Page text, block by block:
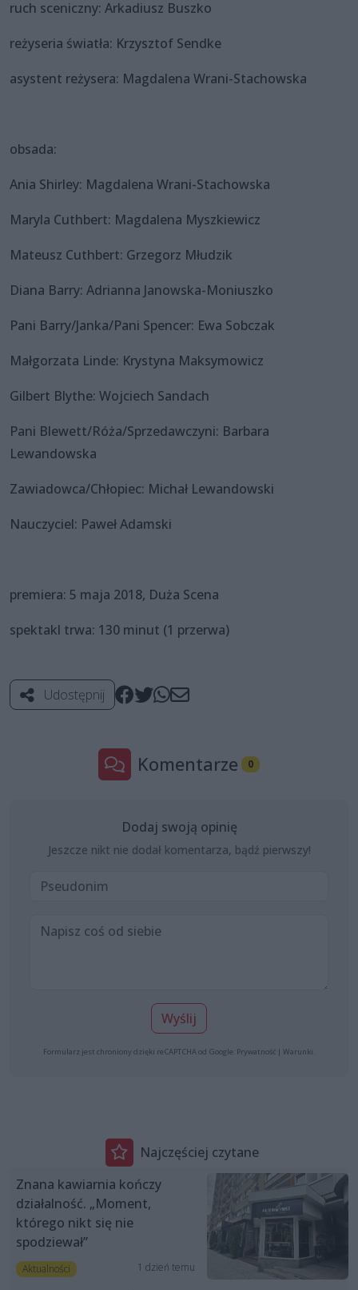
ruch sceniczny: Arkadiusz Buszko
reżyseria światła: Krzysztof Sendke
asystent reżysera: Magdalena Wrani-Stachowska
obsada:
Ania Shirley: Magdalena Wrani-Stachowska
Maryla Cuthbert: Magdalena Myszkiewicz
Mateusz Cuthbert: Grzegorz Młudzik
Diana Barry: Adrianna Janowska-Moniuszko
Pani Barry/Janka/Pani Spencer: Ewa Sobczak
Małgorzata Linde: Krystyna Maksymowicz
Gilbert Blythe: Wojciech Sandach
Pani Blewett/Róża/Sprzedawczyni: Barbara
Lewandowska
Zawiadowca/Chłopiec: Michał Lewandowski
Nauczyciel: Paweł Adamski
premiera: 5 maja 2018, Duża Scena
spektakl trwa: 130 minut (1 przerwa)
Udostępnij
Komentarze 0
Dodaj swoją opinię
Jeszcze nikt nie dodał komentarza, bądź pierwszy!
Wyślij
Formularz jest chroniony dzięki reCAPTCHA od Google: Prywatność | Warunki
Najczęściej czytane
Znana kawiarnia kończy
działalność. „Moment,
którego nikt się nie
spodziewał”
Aktualności 1 dzień temu